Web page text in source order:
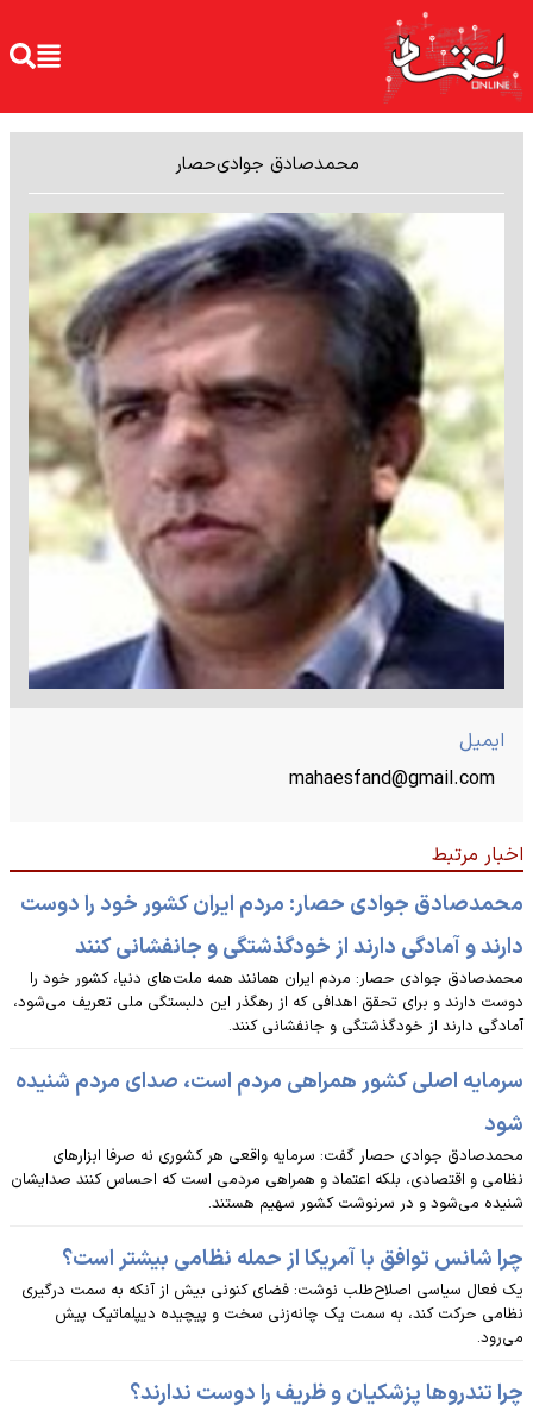
محمدصادق جوادی‌حصار
ایمیل
mahaesfand@gmail.com
اخبار مرتبط
محمدصادق جوادی حصار: مردم ایران کشور خود را دوست
دارند و آمادگی دارند از خودگذشتگی و جانفشانی کنند
محمدصادق جوادی حصار: مردم ایران همانند همه ملت‌های دنیا، کشور خود را
دوست دارند و برای تحقق اهدافی که از رهگذر این دلبستگی ملی تعریف می‌شود،
آمادگی دارند از خودگذشتگی و جانفشانی کنند.
سرمایه اصلی کشور همراهی مردم است، صدای مردم شنیده
شود
محمدصادق جوادی حصار گفت: سرمایه واقعی هر کشوری نه صرفا ابزارهای
نظامی و اقتصادی، بلکه اعتماد و همراهی مردمی است که احساس کنند صدایشان
شنیده می‌شود و در سرنوشت کشور سهیم هستند.
چرا شانس توافق با آمریکا از حمله نظامی بیشتر است؟
یک فعال سیاسی اصلاح‌طلب نوشت: فضای کنونی بیش از آنکه به سمت درگیری
نظامی حرکت کند، به ‌سمت یک چانه‌زنی سخت و پیچیده دیپلماتیک پیش
می‌رود.
چرا تندروها پزشکیان و ظریف را دوست ندارند؟